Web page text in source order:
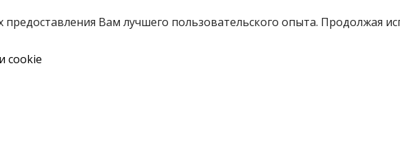
предприятие «Витебский областной центр маркетинга» - Все права защищены
Вам лучшего пользовательского опыта. Продолжая
cookie